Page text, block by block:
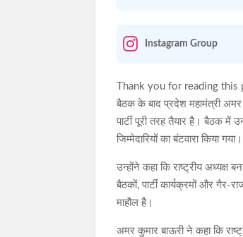
Instagram Group
Thank you for reading
बैठक के बाद प्रदेश महामंत्री
पार्टी पूरी तरह तैयार है। बैठक में
जिम्मेदारियों का बंटवारा किया गया।
उन्होंने कहा कि राष्ट्रीय अध्यक्ष
बैठकों, पार्टी कार्यक्रमों और गैर-
माहौल है।
अमर कुमार बाऊरी ने कहा कि